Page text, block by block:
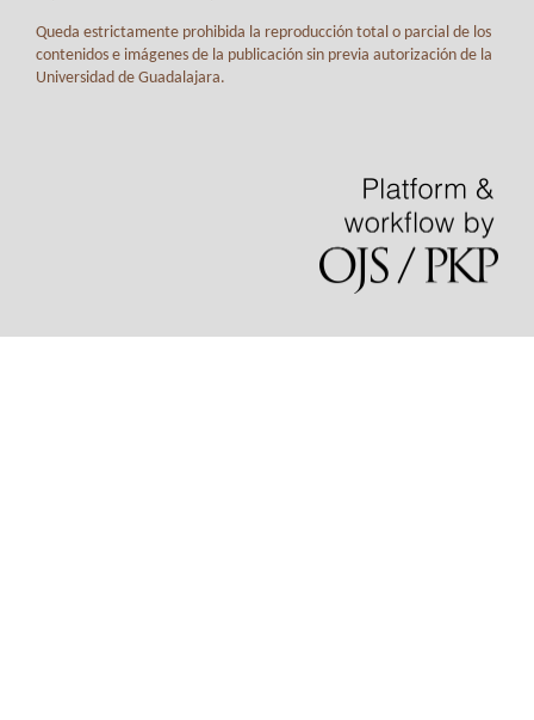
Queda estrictamente prohibida la reproducción total o parcial de los
contenidos e imágenes de la publicación sin previa autorización de la
Universidad de Guadalajara.